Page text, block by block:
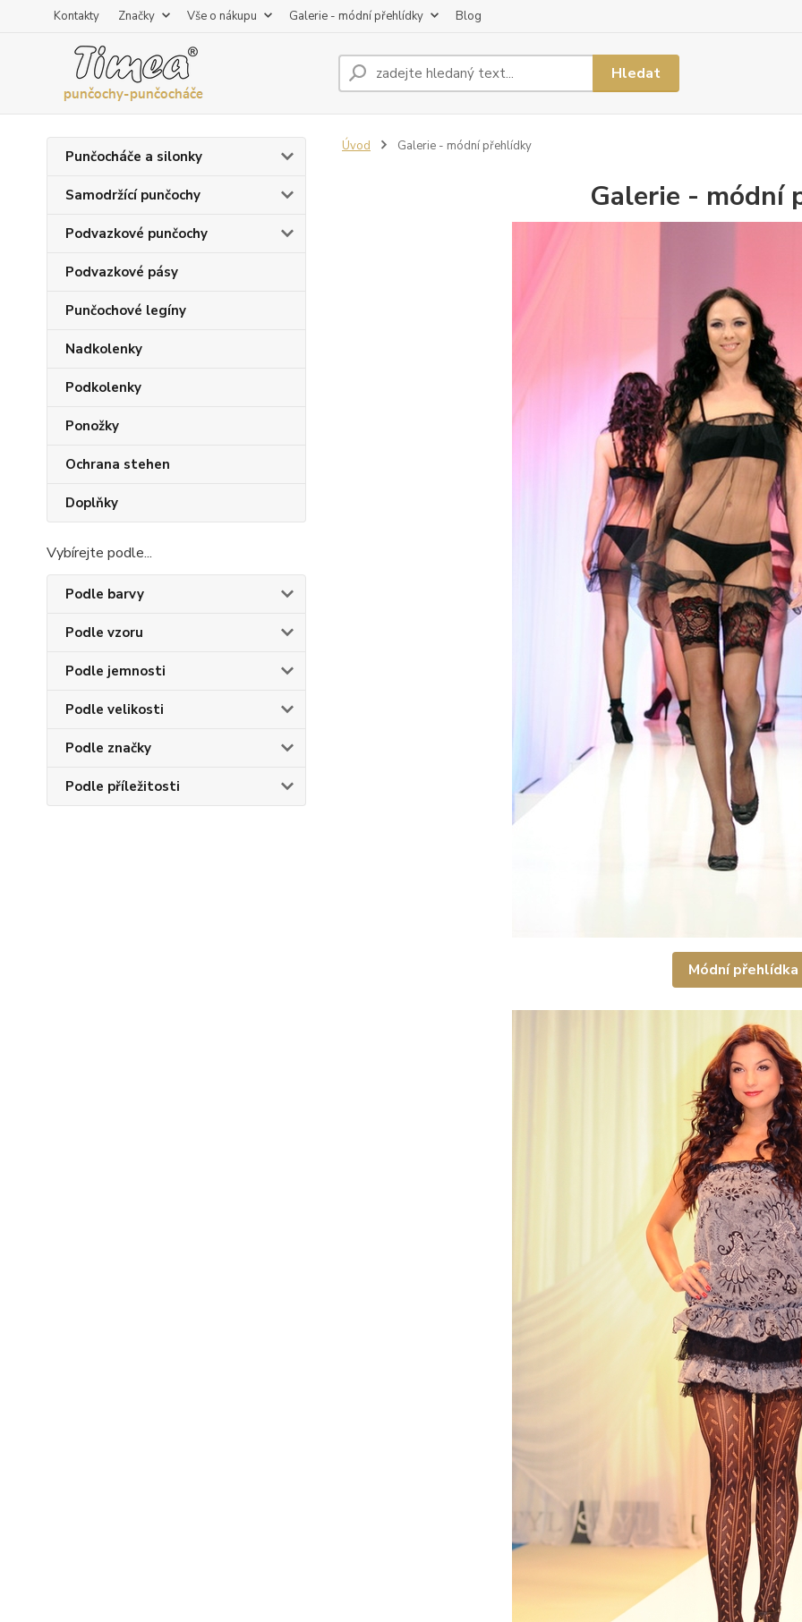
Kontakty Značky Vše o nákupu Galerie - módní přehlídky Blog
Hledat
Punčocháče a silonky
Samodržící punčochy
Podvazkové punčochy
Podvazkové pásy
Punčochové legíny
Nadkolenky
Podkolenky
Ponožky
Ochrana stehen
Doplňky
Vybírejte podle...
Podle barvy
Podle vzoru
Podle jemnosti
Podle velikosti
Podle značky
Podle příležitosti
Úvod Galerie - módní přehlídky
Galerie - módní
Módní přehlídka